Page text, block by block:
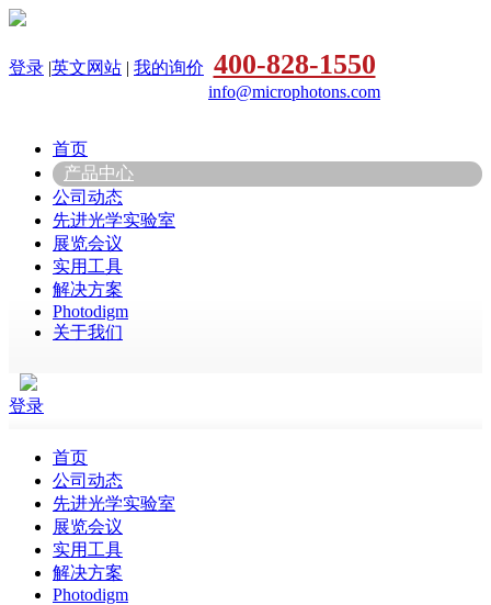
登录 |英文网站 | 我的询价 400-828-1550
info@microphotons.com
首页
产品中心
公司动态
先进光学实验室
展览会议
实用工具
解决方案
Photodigm
关于我们
登录
首页
公司动态
先进光学实验室
展览会议
实用工具
解决方案
Photodigm